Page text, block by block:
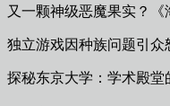
又一颗神级恶魔果实？
独立游戏因种族问题引众
探秘东京大学：学术殿堂